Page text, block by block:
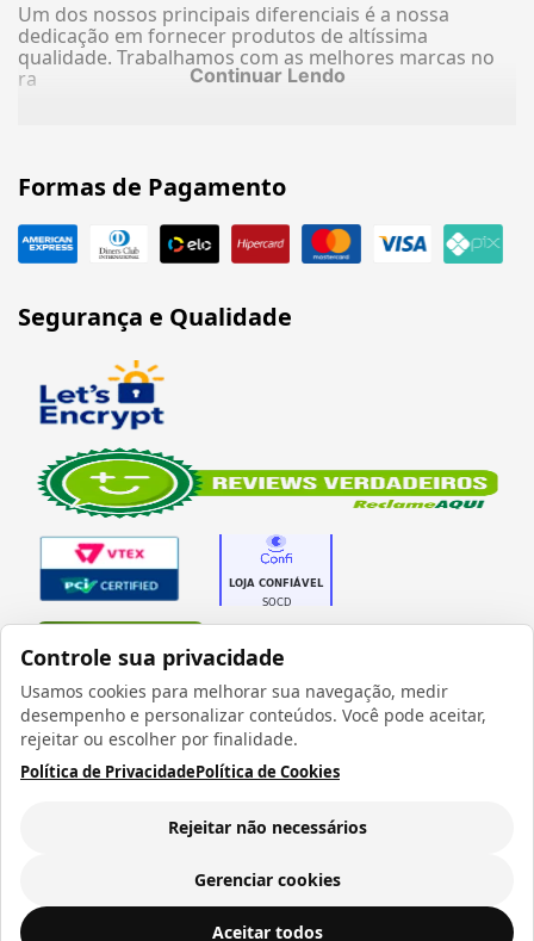
Controle sua privacidade
Usamos cookies para melhorar sua navegação, medir
desempenho e personalizar conteúdos. Você pode aceitar,
rejeitar ou escolher por finalidade.
Política de PrivacidadePolítica de Cookies
Rejeitar não necessários
Gerenciar cookies
Aceitar todos
Plaquinha de Imã de Latex Redondo - 05 Unidades
Um dos nossos principais diferenciais é a nossa
dedicação em fornecer produtos de altíssima
qualidade. Trabalhamos com as melhores marcas no
ra
Continuar Lendo
Formas de Pagamento
Segurança e Qualidade
Todos os direitos reservados 1999 - 2026 | CRIDON
Rua Bresser, 736 - Brás - São Paulo/SP - socd@socd.com.br